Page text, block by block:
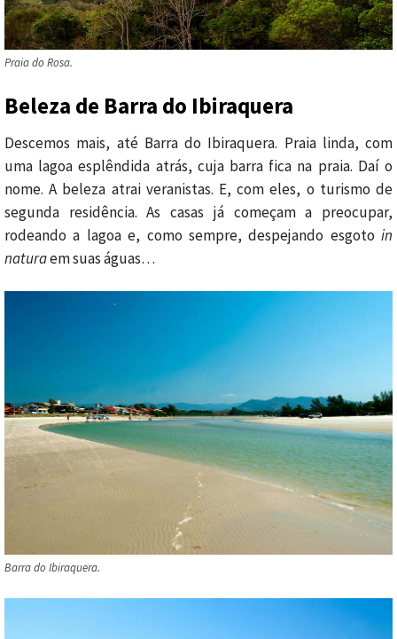
Praia do Rosa.
Beleza de Barra do Ibiraquera
Descemos mais, até Barra do Ibiraquera. Praia linda, com
uma lagoa esplêndida atrás, cuja barra fica na praia. Daí o
nome. A beleza atrai veranistas. E, com eles, o turismo de
segunda residência. As casas já começam a preocupar,
rodeando a lagoa e, como sempre, despejando esgoto in
naturaem suas águas…
Barra do Ibiraquera.